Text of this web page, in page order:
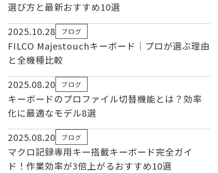
選び方と最新おすすめ10選
2025.10.28
ブログ
FILCO Majestouchキーボード｜プロが選ぶ理由
と全機種比較
2025.08.20
ブログ
キーボードのプロファイル切替機能とは？効率
化に最適なモデル8選
2025.08.20
ブログ
マクロ記録専用キー搭載キーボード完全ガイ
ド！作業効率が3倍上がるおすすめ10選